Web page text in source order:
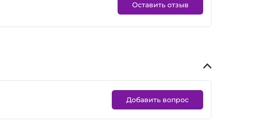
Оставить отзыв
Добавить вопрос